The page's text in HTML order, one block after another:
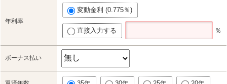
年利率
変動金利 (0.775％)
直接入力する ％
ボーナス払い